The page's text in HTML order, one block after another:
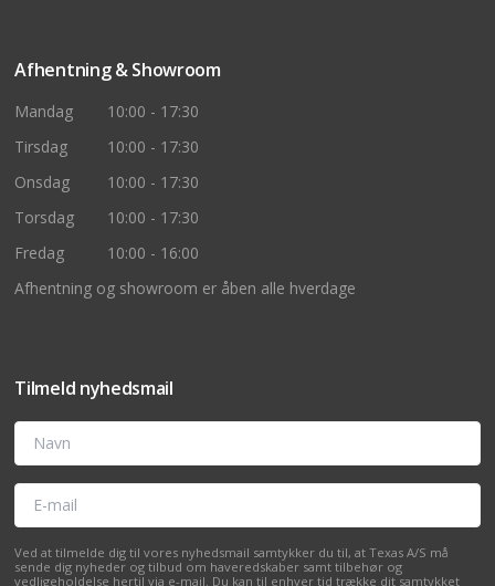
Afhentning & Showroom
Mandag
10:00 - 17:30
Tirsdag
10:00 - 17:30
Onsdag
10:00 - 17:30
Torsdag
10:00 - 17:30
Fredag
10:00 - 16:00
Afhentning og showroom er åben alle hverdage
Tilmeld nyhedsmail
Navn
E-mail
Ved at tilmelde dig til vores nyhedsmail samtykker du til, at Texas A/S må
sende dig nyheder og tilbud om haveredskaber samt tilbehør og
vedligeholdelse hertil via e-mail. Du kan til enhver tid trække dit samtykket